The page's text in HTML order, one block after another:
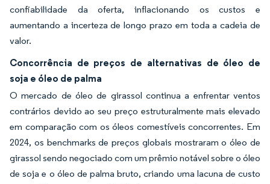
confiabilidade da oferta, inflacionando os custos e
aumentando a incerteza de longo prazo em toda a cadeia de
valor.
Concorrência de preços de alternativas de óleo de
soja e óleo de palma
O mercado de óleo de girassol continua a enfrentar ventos
contrários devido ao seu preço estruturalmente mais elevado
em comparação com os óleos comestíveis concorrentes. Em
2024, os benchmarks de preços globais mostraram o óleo de
girassol sendo negociado com um prêmio notável sobre o óleo
de soja e o óleo de palma bruto, criando uma lacuna de custo